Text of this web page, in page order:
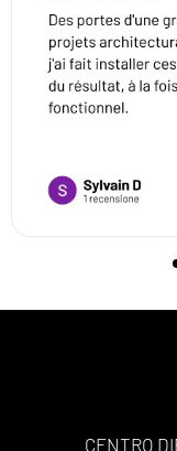
CENTRO